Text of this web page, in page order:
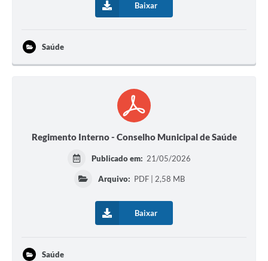
Baixar
Saúde
Regimento Interno - Conselho Municipal de Saúde
Publicado em: 21/05/2026
Arquivo: PDF | 2,58 MB
Baixar
Saúde